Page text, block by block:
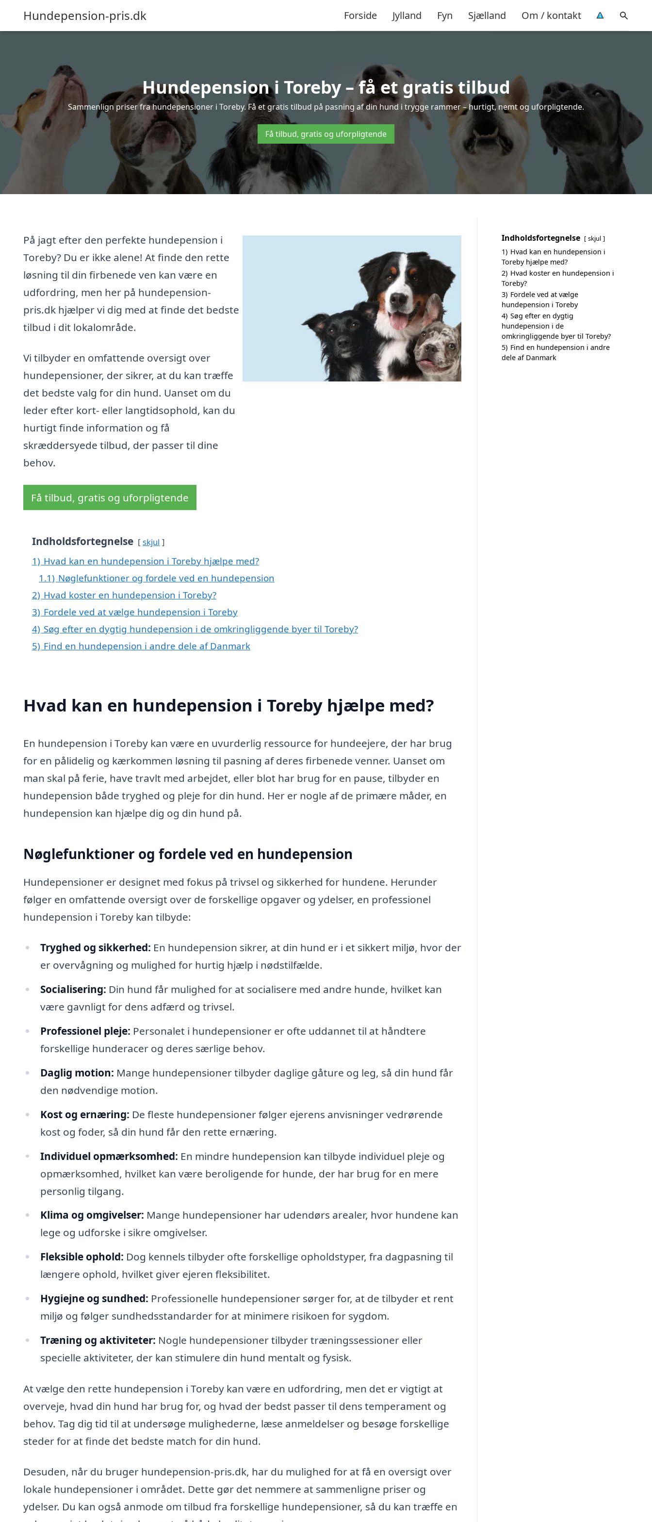
Hundepension-pris.dk Forside Jylland Fyn Sjælland Om / kontakt
Hundepension i Toreby – få et gratis tilbud
Sammenlign priser fra hundepensioner i Toreby. Få et gratis tilbud på pasning af din hund i trygge rammer – hurtigt, nemt og uforpligtende.
Få tilbud, gratis og uforpligtende
På jagt efter den perfekte hundepension i
Toreby? Du er ikke alene! At finde den rette
løsning til din firbenede ven kan være en
udfordring, men her på hundepension-
pris.dk hjælper vi dig med at finde det bedste
tilbud i dit lokalområde.
Vi tilbyder en omfattende oversigt over
hundepensioner, der sikrer, at du kan træffe
det bedste valg for din hund. Uanset om du
leder efter kort- eller langtidsophold, kan du
hurtigt finde information og få
skræddersyede tilbud, der passer til dine
behov.
Få tilbud, gratis og uforpligtende
Indholdsfortegnelse skjul
1) Hvad kan en hundepension i Toreby hjælpe med?
1.1) Nøglefunktioner og fordele ved en hundepension
2) Hvad koster en hundepension i Toreby?
3) Fordele ved at vælge hundepension i Toreby
4) Søg efter en dygtig hundepension i de omkringliggende byer til Toreby?
5) Find en hundepension i andre dele af Danmark
Hvad kan en hundepension i Toreby hjælpe med?
En hundepension i Toreby kan være en uvurderlig ressource for hundeejere, der har brug
for en pålidelig og kærkommen løsning til pasning af deres firbenede venner. Uanset om
man skal på ferie, have travlt med arbejdet, eller blot har brug for en pause, tilbyder en
hundepension både tryghed og pleje for din hund. Her er nogle af de primære måder, en
hundepension kan hjælpe dig og din hund på.
Nøglefunktioner og fordele ved en hundepension
Hundepensioner er designet med fokus på trivsel og sikkerhed for hundene. Herunder
følger en omfattende oversigt over de forskellige opgaver og ydelser, en professionel
hundepension i Toreby kan tilbyde:
Tryghed og sikkerhed: En hundepension sikrer, at din hund er i et sikkert miljø, hvor der
er overvågning og mulighed for hurtig hjælp i nødstilfælde.
Socialisering: Din hund får mulighed for at socialisere med andre hunde, hvilket kan
være gavnligt for dens adfærd og trivsel.
Professionel pleje: Personalet i hundepensioner er ofte uddannet til at håndtere
forskellige hunderacer og deres særlige behov.
Daglig motion: Mange hundepensioner tilbyder daglige gåture og leg, så din hund får
den nødvendige motion.
Kost og ernæring: De fleste hundepensioner følger ejerens anvisninger vedrørende
kost og foder, så din hund får den rette ernæring.
Individuel opmærksomhed: En mindre hundepension kan tilbyde individuel pleje og
opmærksomhed, hvilket kan være beroligende for hunde, der har brug for en mere
personlig tilgang.
Klima og omgivelser: Mange hundepensioner har udendørs arealer, hvor hundene kan
lege og udforske i sikre omgivelser.
Fleksible ophold: Dog kennels tilbyder ofte forskellige opholdstyper, fra dagpasning til
længere ophold, hvilket giver ejeren fleksibilitet.
Hygiejne og sundhed: Professionelle hundepensioner sørger for, at de tilbyder et rent
miljø og følger sundhedsstandarder for at minimere risikoen for sygdom.
Træning og aktiviteter: Nogle hundepensioner tilbyder træningssessioner eller
specielle aktiviteter, der kan stimulere din hund mentalt og fysisk.
At vælge den rette hundepension i Toreby kan være en udfordring, men det er vigtigt at
overveje, hvad din hund har brug for, og hvad der bedst passer til dens temperament og
behov. Tag dig tid til at undersøge mulighederne, læse anmeldelser og besøge forskellige
steder for at finde det bedste match for din hund.
Desuden, når du bruger hundepension-pris.dk, har du mulighed for at få en oversigt over
lokale hundepensioner i området. Dette gør det nemmere at sammenligne priser og
ydelser. Du kan også anmode om tilbud fra forskellige hundepensioner, så du kan træffe en
Indholdsfortegnelse skjul
1) Hvad kan en hundepension i
Toreby hjælpe med?
2) Hvad koster en hundepension i
Toreby?
3) Fordele ved at vælge
hundepension i Toreby
4) Søg efter en dygtig
hundepension i de
omkringliggende byer til Toreby?
5) Find en hundepension i andre
dele af Danmark